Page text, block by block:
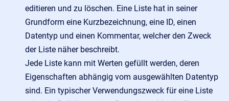
editieren und zu löschen. Eine Liste hat in seiner
Grundform eine Kurzbezeichnung, eine ID, einen
Datentyp und einen Kommentar, welcher den Zweck
der Liste näher beschreibt.
Jede Liste kann mit Werten gefüllt werden, deren
Eigenschaften abhängig vom ausgewählten Datentyp
sind. Ein typischer Verwendungszweck für eine Liste